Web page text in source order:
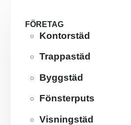
FÖRETAG
Kontorstäd
Trappastäd
Byggstäd
Fönsterputs
Visningstäd
Vår adress
Göteborgsvägen 3